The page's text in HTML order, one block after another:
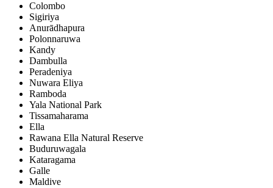
Colombo
Sigiriya
Anurādhapura
Polonnaruwa
Kandy
Dambulla
Peradeniya
Nuwara Eliya
Ramboda
Yala National Park
Tissamaharama
Ella
Rawana Ella Natural Reserve
Buduruwagala
Kataragama
Galle
Maldive